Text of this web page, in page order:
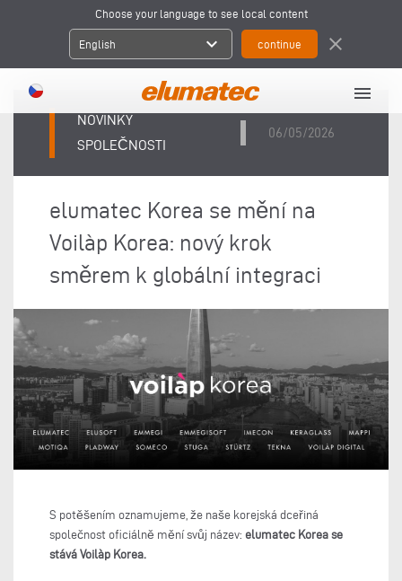
Choose your language to see local content
English expand_more close
menu
NOVINKY
SPOLEČNOSTI
06/05/2026
elumatec Korea se mění na
Voilàp Korea: nový krok
směrem k globální integraci
S potěšením oznamujeme, že naše korejská dceřiná
společnost oficiálně mění svůj název: elumatec Korea se
stává Voilàp Korea.